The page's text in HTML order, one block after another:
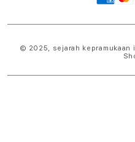
methods
© 2025, sejarah kepramukaan